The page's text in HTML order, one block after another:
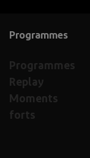
Programmes
Programmes
Replay
Moments
forts